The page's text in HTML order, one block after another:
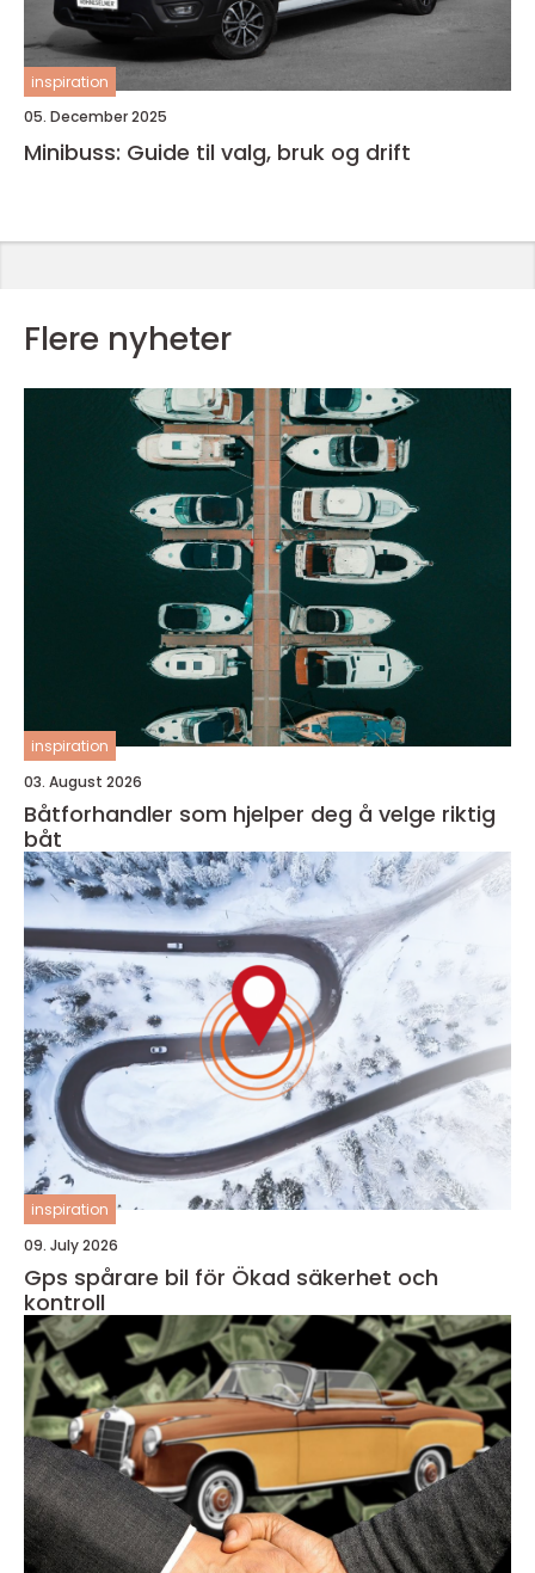
inspiration
05. December 2025
Minibuss: Guide til valg, bruk og drift
Flere nyheter
inspiration
03. August 2026
Båtforhandler som hjelper deg å velge riktig
båt
inspiration
09. July 2026
Gps spårare bil för Ökad säkerhet och
kontroll